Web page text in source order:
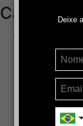
Deixe
Disco
Disco
Disco
Lixas